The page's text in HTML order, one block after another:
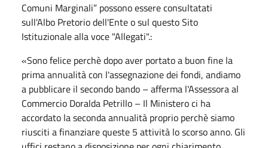
Comuni Marginali” possono essere consultatati
sull'Albo Pretorio dell'Ente o sul questo Sito
Istituzionale alla voce "Allegati".:
«Sono felice perchè dopo aver portato a buon fine la
prima annualità con l'assegnazione dei fondi, andiamo
a pubblicare il secondo bando – afferma l'Assessora al
Commercio Doralda Petrillo – Il Ministero ci ha
accordato la seconda annualità proprio perchè siamo
riusciti a finanziare queste 5 attività lo scorso anno. Gli